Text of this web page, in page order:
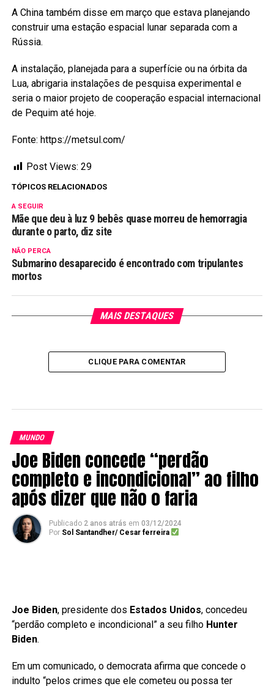
A China também disse em março que estava planejando
construir uma estação espacial lunar separada com a
Rússia.
A instalação, planejada para a superfície ou na órbita da
Lua, abrigaria instalações de pesquisa experimental e
seria o maior projeto de cooperação espacial internacional
de Pequim até hoje.
Fonte: https://metsul.com/
Post Views: 29
TÓPICOS RELACIONADOS
A SEGUIR
Mãe que deu à luz 9 bebês quase morreu de hemorragia
durante o parto, diz site
NÃO PERCA
Submarino desaparecido é encontrado com tripulantes
mortos
MAIS DESTAQUES
CLIQUE PARA COMENTAR
MUNDO
Joe Biden concede “perdão
completo e incondicional” ao filho
após dizer que não o faria
Publicado 2 anos atrás em 03/12/2024
Por Sol Santandher/ Cesar ferreira
Joe Biden, presidente dos Estados Unidos, concedeu
“perdão completo e incondicional” a seu filho Hunter
Biden.
Em um comunicado, o democrata afirma que concede o
indulto “pelos crimes que ele cometeu ou possa ter